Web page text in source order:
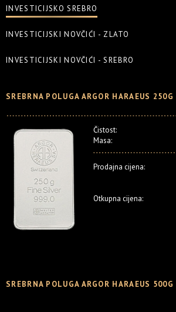
INVESTICIJSKO SREBRO
INVESTICIJSKI NOVČIĆI - ZLATO
INVESTICIJSKI NOVČIĆI - SREBRO
SREBRNA POLUGA ARGOR HARAEUS 250G
Čistost:
Masa:
Prodajna cijena:
Otkupna cijena:
SREBRNA POLUGA ARGOR HARAEUS 500G